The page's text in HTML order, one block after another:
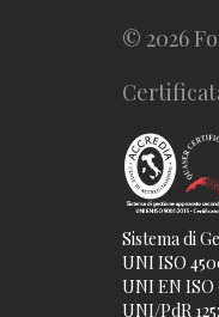
© 2026
Sistema di
UNI ISO
UNI EN ISO
UNI/PdR